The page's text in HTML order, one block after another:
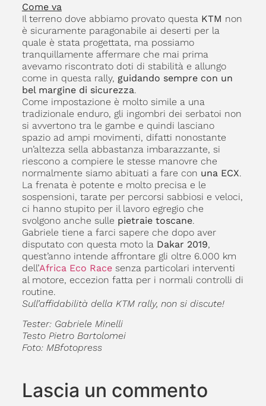
Come va
Il terreno dove abbiamo provato questa KTM non
è sicuramente paragonabile ai deserti per la
quale è stata progettata, ma possiamo
tranquillamente affermare che mai prima
avevamo riscontrato doti di stabilità e allungo
come in questa rally, guidando sempre con un
bel margine di sicurezza.
Come impostazione è molto simile a una
tradizionale enduro, gli ingombri dei serbatoi non
si avvertono tra le gambe e quindi lasciano
spazio ad ampi movimenti, difatti nonostante
un’altezza sella abbastanza imbarazzante, si
riescono a compiere le stesse manovre che
normalmente siamo abituati a fare con una ECX.
La frenata è potente e molto precisa e le
sospensioni, tarate per percorsi sabbiosi e veloci,
ci hanno stupito per il lavoro egregio che
svolgono anche sulle pietraie toscane.
Gabriele tiene a farci sapere che dopo aver
disputato con questa moto la Dakar 2019,
quest’anno intende affrontare gli oltre 6.000 km
dell’Africa Eco Race senza particolari interventi
al motore, eccezion fatta per i normali controlli di
routine.
Sull’affidabilità della KTM rally, non si discute!
Tester: Gabriele Minelli
Testo Pietro Bartolomei
Foto: MBfotopress
Lascia un commento